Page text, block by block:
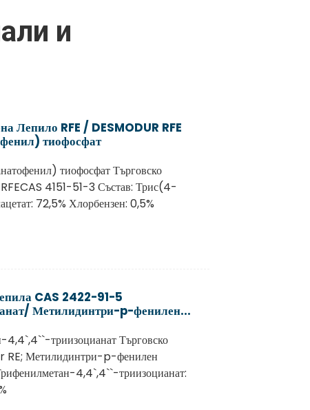
и
Лепило RFE / DESMODUR RFE
тиофосфат
тиофосфат Търговско
4151-51-3 Състав: Трис(4-
72,5% Хлорбензен: 0,5%
CAS 2422-91-5
Метилидинтри-p-фенилен...
триизоцианат Търговско
RE; Метилидинтри-p-фенилен
4,4`,4``-триизоцианат: